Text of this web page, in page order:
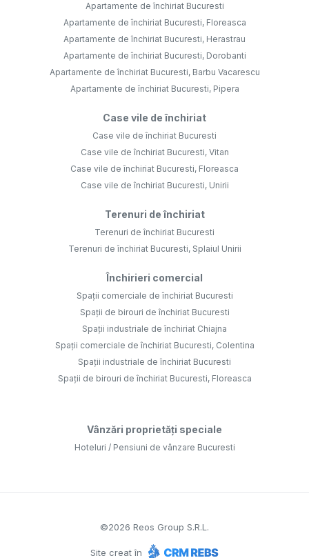
Apartamente de închiriat Bucuresti
Apartamente de închiriat Bucuresti, Floreasca
Apartamente de închiriat Bucuresti, Herastrau
Apartamente de închiriat Bucuresti, Dorobanti
Apartamente de închiriat Bucuresti, Barbu Vacarescu
Apartamente de închiriat Bucuresti, Pipera
Case vile de închiriat
Case vile de închiriat Bucuresti
Case vile de închiriat Bucuresti, Vitan
Case vile de închiriat Bucuresti, Floreasca
Case vile de închiriat Bucuresti, Unirii
Terenuri de închiriat
Terenuri de închiriat Bucuresti
Terenuri de închiriat Bucuresti, Splaiul Unirii
Închirieri comercial
Spații comerciale de închiriat Bucuresti
Spații de birouri de închiriat Bucuresti
Spații industriale de închiriat Chiajna
Spații comerciale de închiriat Bucuresti, Colentina
Spații industriale de închiriat Bucuresti
Spații de birouri de închiriat Bucuresti, Floreasca
Vânzări proprietăți speciale
Hoteluri / Pensiuni de vânzare Bucuresti
©2026 Reos Group S.R.L.
Site creat în